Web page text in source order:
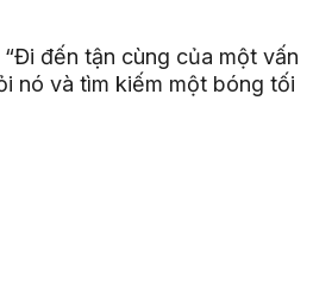
đến tận cùng của một vấn
nó và tìm kiếm một bóng tối